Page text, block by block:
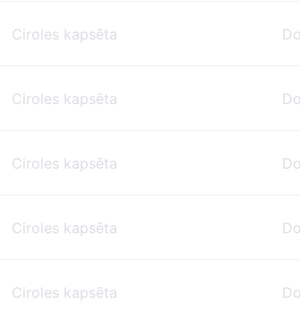
Ciroles kapsēta
Ciroles kapsēta
Ciroles kapsēta
Ciroles kapsēta
Ciroles kapsēta